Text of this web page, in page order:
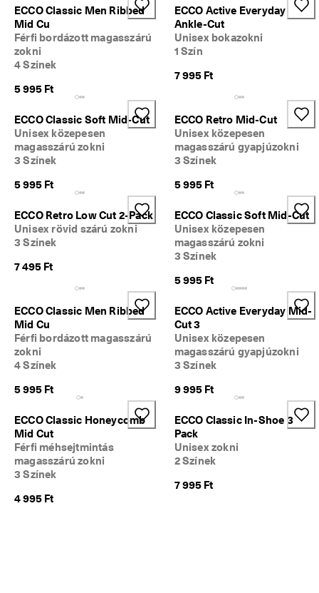
ECCO Classic Men Ribbed
Mid Cu
Férfi bordázott magasszárú
zokni
4 Színek
5 995 Ft
ECCO Active Everyday
Ankle-Cut
Unisex bokazokni
1 Szín
7 995 Ft
ECCO Classic Soft Mid-Cut
Unisex közepesen
magasszárú zokni
3 Színek
5 995 Ft
ECCO Retro Mid-Cut
Unisex közepesen
magasszárú gyapjúzokni
3 Színek
5 995 Ft
ECCO Retro Low Cut 2-Pack
Unisex rövid szárú zokni
3 Színek
7 495 Ft
ECCO Classic Soft Mid-Cut
Unisex közepesen
magasszárú zokni
3 Színek
5 995 Ft
ECCO Classic Men Ribbed
Mid Cu
Férfi bordázott magasszárú
zokni
4 Színek
5 995 Ft
ECCO Active Everyday Mid-
Cut 3
Unisex közepesen
magasszárú gyapjúzokni
3 Színek
9 995 Ft
ECCO Classic Honeycomb
Mid Cut
Férfi méhsejtmintás
magasszárú zokni
3 Színek
4 995 Ft
ECCO Classic In-Shoe 3
Pack
Unisex zokni
2 Színek
7 995 Ft